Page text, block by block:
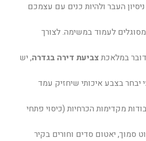
העבר ולהיות כנים עם עצמכם
לעמוד במשימה. לצורך
במלאכתצביעת דירה בגדרה, יש
יבחר בצבע איכותי שיחזיק עמד
מקדימות הכרחיות (כיסוי פתחי
סמוך, יאטום סדים וחורים בקיר